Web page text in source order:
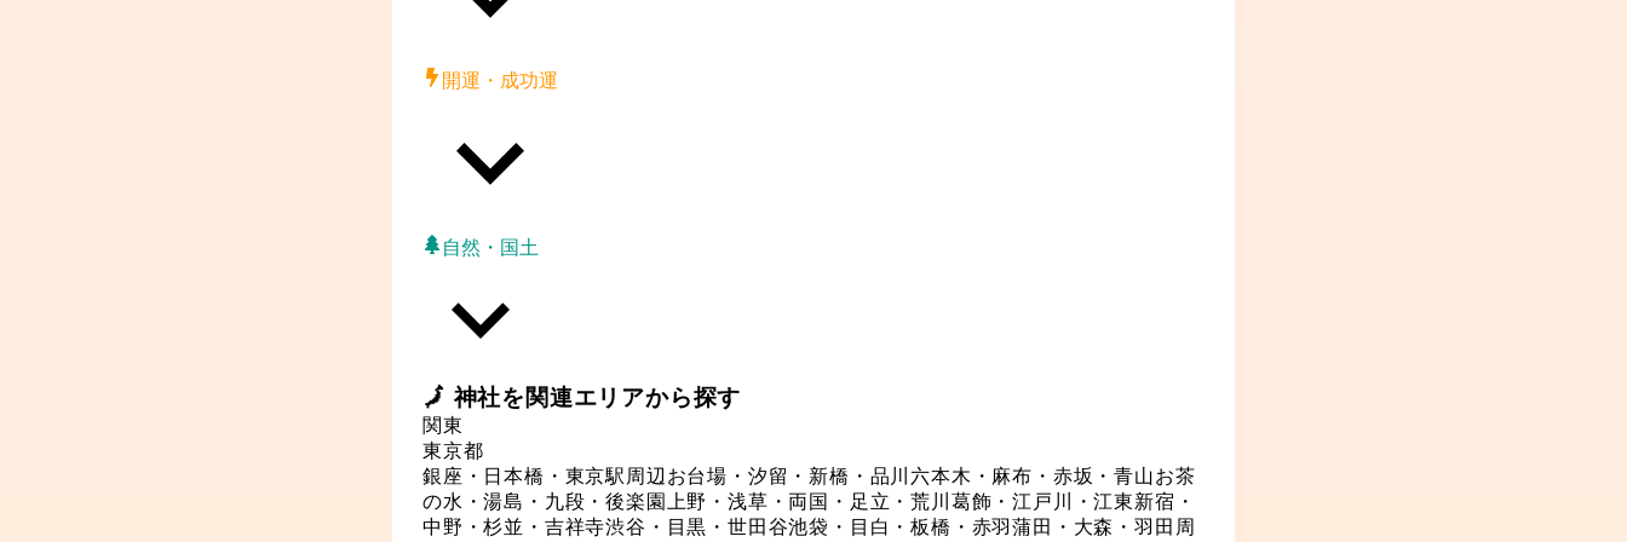
開運・成功運
自然・国土
🗾神社を関連エリアから探す
関東
東京都
銀座・日本橋・東京駅周辺 お台場・汐留・新橋・品川 六本木・麻布・赤坂・青山お茶
の水・湯島・九段・後楽園 上野・浅草・両国・足立・荒川 葛飾・江戸川・江東新宿・
中野・杉並・吉祥寺渋谷・目黒・世田谷池袋・目白・板橋・赤羽蒲田・大森・羽田周